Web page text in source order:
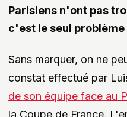
Parisiens n'ont pas
c'est le seul problème
Sans marquer, on ne
constat effectué par
de son équipe face au
la Coupe de France.